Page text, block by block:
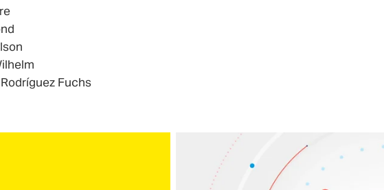
Fuchs